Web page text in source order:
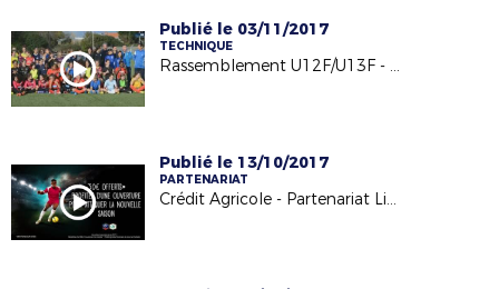
Publié le 03/11/2017
TECHNIQUE
Rassemblement U12F/U13F - 24.10.17
Publié le 13/10/2017
PARTENARIAT
Crédit Agricole - Partenariat Licencié Football